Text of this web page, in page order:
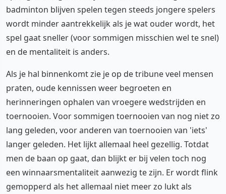
badminton blijven spelen tegen steeds jongere spelers
wordt minder aantrekkelijk als je wat ouder wordt, het
spel gaat sneller (voor sommigen misschien wel te snel)
en de mentaliteit is anders.
Als je hal binnenkomt zie je op de tribune veel mensen
praten, oude kennissen weer begroeten en
herinneringen ophalen van vroegere wedstrijden en
toernooien. Voor sommigen toernooien van nog niet zo
lang geleden, voor anderen van toernooien van 'iets'
langer geleden. Het lijkt allemaal heel gezellig. Totdat
men de baan op gaat, dan blijkt er bij velen toch nog
een winnaarsmentaliteit aanwezig te zijn. Er wordt flink
gemopperd als het allemaal niet meer zo lukt als